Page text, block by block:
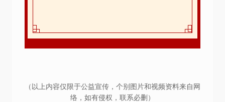
（以上内容仅限于公益宣传，个别图片和视频资料来自网
络，如有侵权，联系必删）